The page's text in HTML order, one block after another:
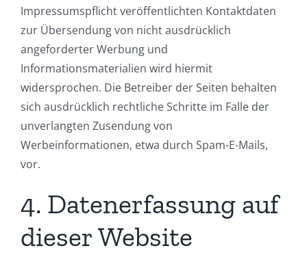
Impressumspflicht veröffentlichten Kontaktdaten
zur Übersendung von nicht ausdrücklich
angeforderter Werbung und
Informationsmaterialien wird hiermit
widersprochen. Die Betreiber der Seiten behalten
sich ausdrücklich rechtliche Schritte im Falle der
unverlangten Zusendung von
Werbeinformationen, etwa durch Spam-E-Mails,
vor.
4. Datenerfassung auf
dieser Website